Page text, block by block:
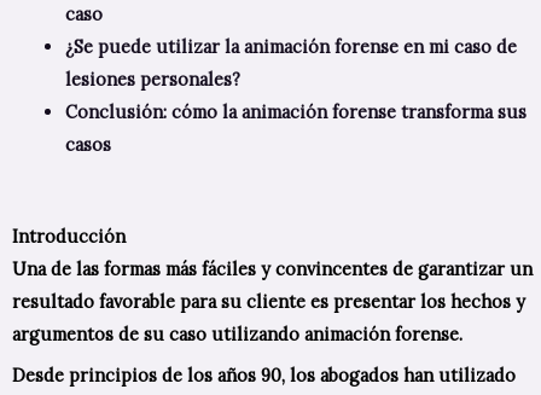
caso
¿Se puede utilizar la animación forense en mi caso de
lesiones personales?
Conclusión: cómo la animación forense transforma sus
casos
Introducción
Una de las formas más fáciles y convincentes de garantizar un
resultado favorable para su cliente es presentar los hechos y
argumentos de su caso utilizando animación forense.
Desde principios de los años 90, los abogados han utilizado